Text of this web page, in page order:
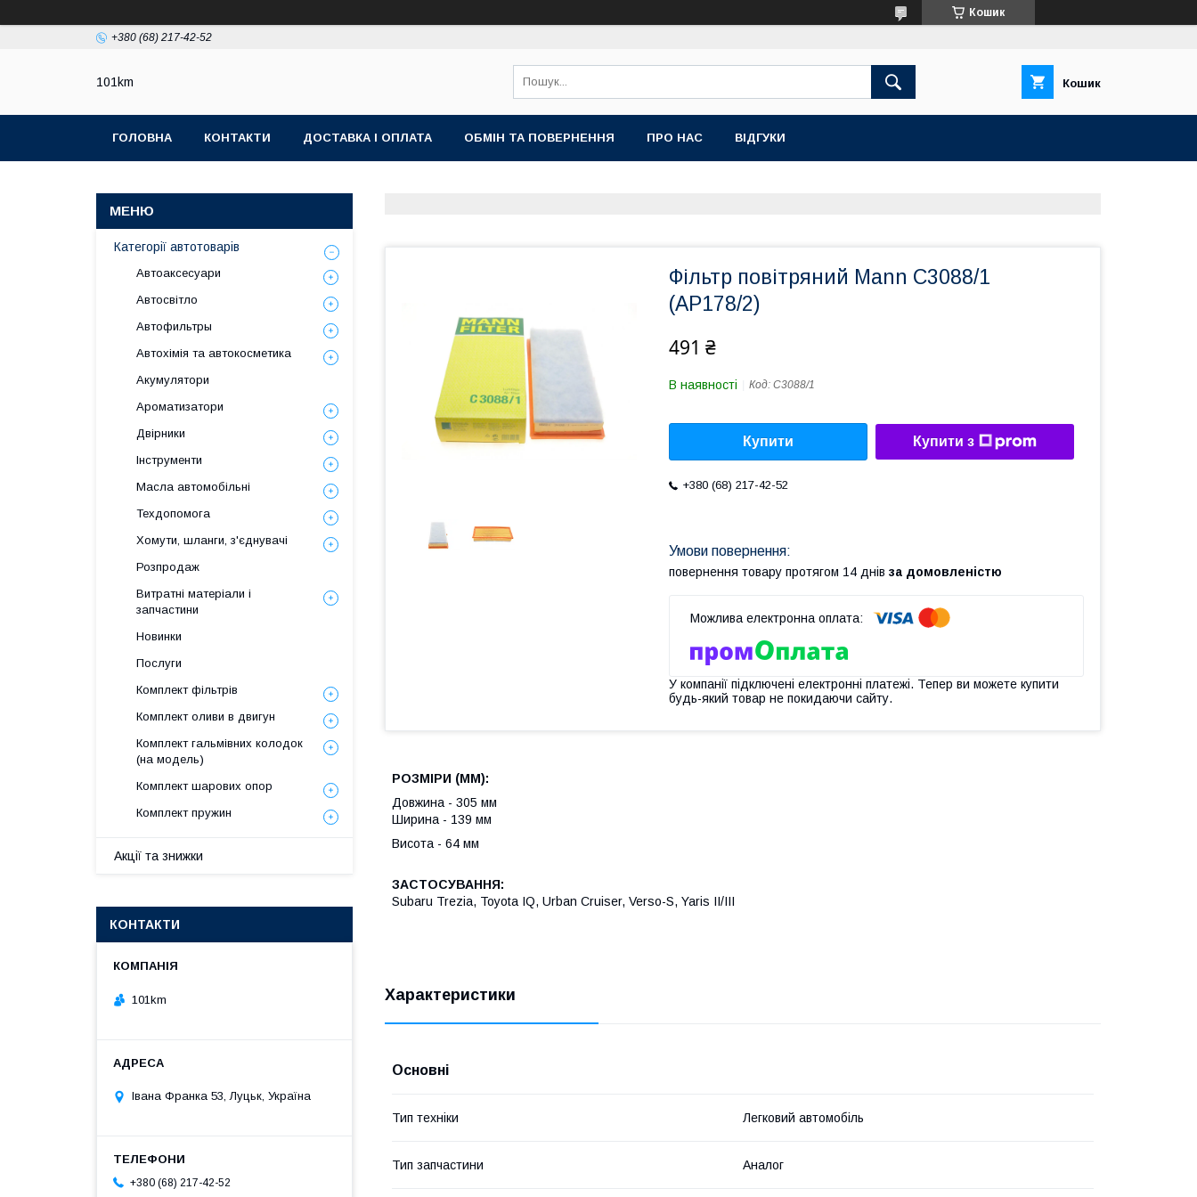
Кошик
+380 (68) 217-42-52
101km Кошик
ГОЛОВНА КОНТАКТИ ДОСТАВКА І ОПЛАТА ОБМІН ТА ПОВЕРНЕННЯ ПРО НАС ВІДГУКИ
Фільтр повітряний Mann C3088/1
(AP178/2)
491 ₴
В наявності Код: C3088/1
Купити Купити з
+380 (68) 217-42-52
повернення товару протягом 14 днів за домовленістю
У компанії підключені електронні платежі. Тепер ви можете купити
будь-який товар не покидаючи сайту.
РОЗМІРИ (MM):
Довжина - 305 мм
Ширина - 139 мм
Висота - 64 мм
ЗАСТОСУВАННЯ:
Subaru Trezia, Toyota IQ, Urban Cruiser, Verso-S, Yaris II/III
Характеристики
Основні
Тип техніки Легковий автомобіль
Тип запчастини Аналог
Категорії автотоварів
Автоаксесуари
Автосвітло
Автофильтры
Автохімія та автокосметика
Акумулятори
Ароматизатори
Двірники
Інструменти
Масла автомобільні
Техдопомога
Хомути, шланги, з'єднувачі
Розпродаж
Витратні матеріали і
запчастини
Новинки
Послуги
Комплект фільтрів
Комплект оливи в двигун
Комплект гальмівних колодок
(на модель)
Комплект шарових опор
Комплект пружин
Акції та знижки
КОНТАКТИ
101km
Івана Франка 53, Луцьк, Україна
+380 (68) 217-42-52